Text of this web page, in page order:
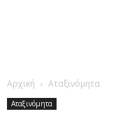
Αρχική Αταξινόμητα
Αταξινόμητα